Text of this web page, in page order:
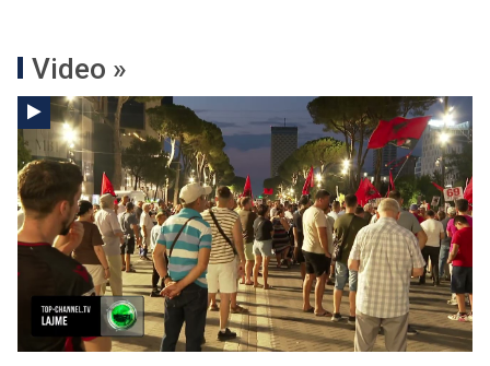
Video »